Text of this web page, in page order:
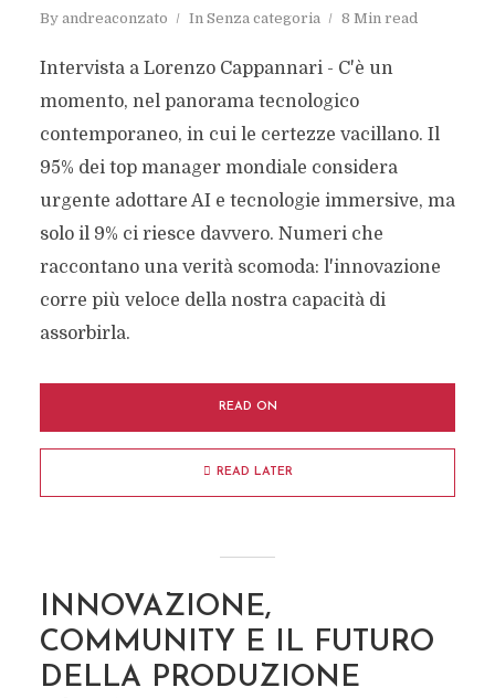
By andreaconzato In Senza categoria 8 Min read
Intervista a Lorenzo Cappannari - C'è un
momento, nel panorama tecnologico
contemporaneo, in cui le certezze vacillano. Il
95% dei top manager mondiale considera
urgente adottare AI e tecnologie immersive, ma
solo il 9% ci riesce davvero. Numeri che
raccontano una verità scomoda: l'innovazione
corre più veloce della nostra capacità di
assorbirla.
READ ON
READ LATER
INNOVAZIONE,
COMMUNITY E IL FUTURO
DELLA PRODUZIONE